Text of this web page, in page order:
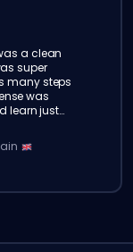
a clean
super
many steps
was
learn just